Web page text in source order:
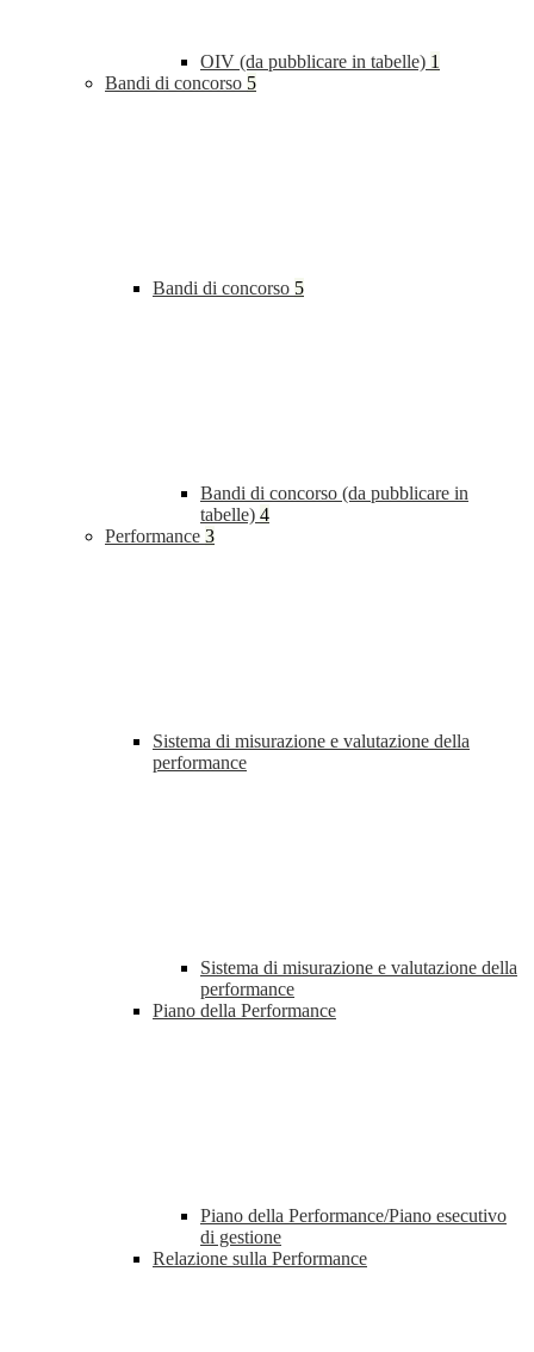
OIV (da pubblicare in tabelle) 1
Bandi di concorso 5
Bandi di concorso 5
Bandi di concorso (da pubblicare in
tabelle) 4
Performance 3
Sistema di misurazione e valutazione della
performance
Sistema di misurazione e valutazione della
performance
Piano della Performance
Piano della Performance/Piano esecutivo
di gestione
Relazione sulla Performance